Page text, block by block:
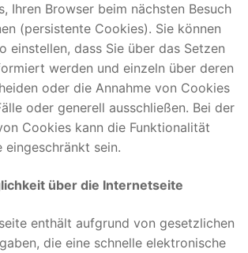
Ihren Browser beim nächsten Besuch
(persistente Cookies). Sie können
einstellen, dass Sie über das Setzen
werden und einzeln über deren
oder die Annahme von Cookies
oder generell ausschließen. Bei der
Cookies kann die Funktionalität
eingeschränkt sein.
über die Internetseite
enthält aufgrund von gesetzlichen
die eine schnelle elektronische